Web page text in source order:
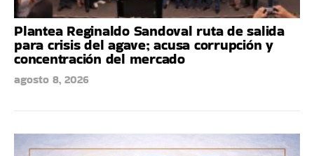
Plantea Reginaldo Sandoval ruta de salida
para crisis del agave; acusa corrupción y
concentración del mercado
agosto 8, 2026